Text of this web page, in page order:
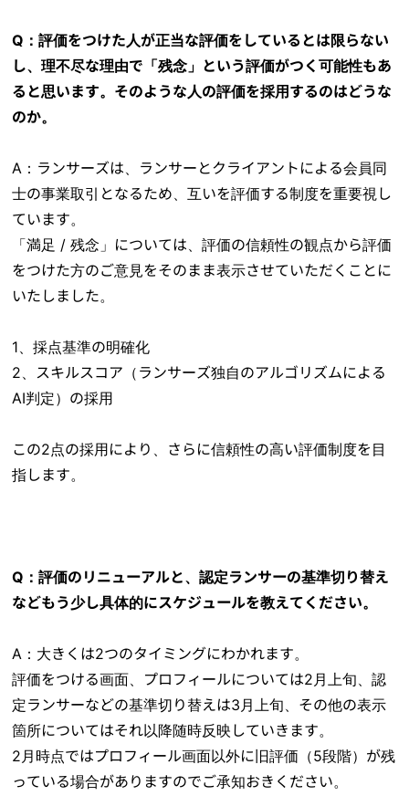
Q：評価をつけた人が正当な評価をしているとは限らない
し、理不尽な理由で「残念」という評価がつく可能性もあ
ると思います。そのような人の評価を採用するのはどうな
のか。
A：ランサーズは、ランサーとクライアントによる会員同
士の事業取引となるため、互いを評価する制度を重要視し
ています。
「満足 / 残念」については、評価の信頼性の観点から評価
をつけた方のご意見をそのまま表示させていただくことに
いたしました。
1、採点基準の明確化
2、スキルスコア（ランサーズ独自のアルゴリズムによる
AI判定）の採用
この2点の採用により、さらに信頼性の高い評価制度を目
指します。
Q：評価のリニューアルと、認定ランサーの基準切り替え
などもう少し具体的にスケジュールを教えてください。
A：大きくは2つのタイミングにわかれます。
評価をつける画面、プロフィールについては2月上旬、認
定ランサーなどの基準切り替えは3月上旬、その他の表示
箇所についてはそれ以降随時反映していきます。
2月時点ではプロフィール画面以外に旧評価（5段階）が残
っている場合がありますのでご承知おきください。